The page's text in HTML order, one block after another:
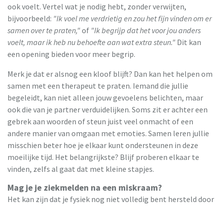
ook voelt. Vertel wat je nodig hebt, zonder verwijten,
bijvoorbeeld: "Ik voel me verdrietig en zou het fijn vinden om er
samen over te praten,"of "Ik begrijp dat het voor jou anders
voelt, maar ik heb nu behoefte aan wat extra steun." Dit kan
een opening bieden voor meer begrip.
Merk je dat er alsnog een kloof blijft? Dan kan het helpen om
samen met een therapeut te praten. Iemand die jullie
begeleidt, kan niet alleen jouw gevoelens belichten, maar
ook die van je partner verduidelijken. Soms zit er achter een
gebrek aan woorden of steun juist veel onmacht of een
andere manier van omgaan met emoties. Samen leren jullie
misschien beter hoe je elkaar kunt ondersteunen in deze
moeilijke tijd. Het belangrijkste? Blijf proberen elkaar te
vinden, zelfs al gaat dat met kleine stapjes.
Mag je je ziekmelden na een miskraam?
Het kan zijn dat je fysiek nog niet volledig bent hersteld door